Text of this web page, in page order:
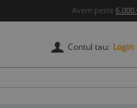
Avem peste
Contul tau: Login